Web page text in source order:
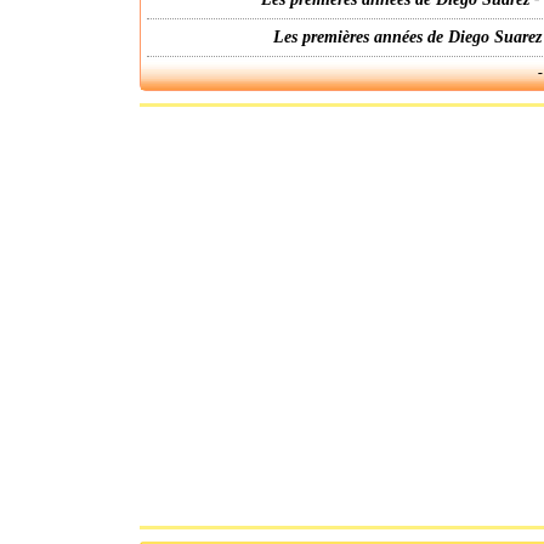
Les premières années de Diego